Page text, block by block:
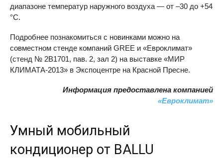
диапазоне температур наружного воздуха — от –30 до +54
°C.
Подробнее познакомиться с новинками можно на
совместном стенде компаний GREE и «Евроклимат»
(стенд № 2B1701, пав. 2, зал 2) на выставке «МИР
КЛИМАТА-2013» в Экспоцентре на Красной Пресне.
Информация предоставлена компанией
«Евроклимат»
Умный мобильный
кондиционер от BALLU